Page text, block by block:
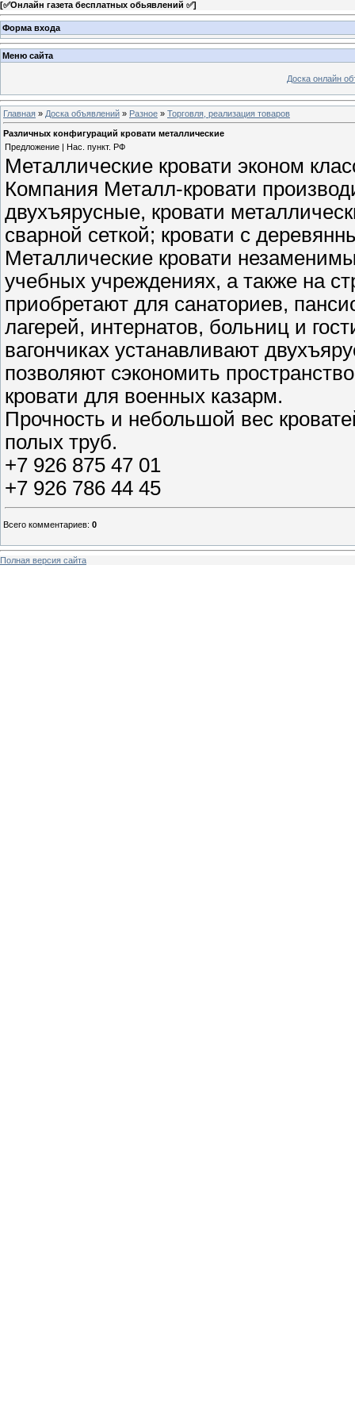
[✅Онлайн газета бесплатных обьявлений ✅]
Форма входа
Меню сайта
Доска онлайн
Главная » Доска объявлений » Разное » Торговля, реализация товаров
Различных конфигураций кровати металлические
Предложение | Нас. пункт. РФ
Металлические кровати эконом
Компания Металл-кровати
двухъярусные, кровати
сварной сеткой; кровати с
Металлические кровати
учебных учреждениях, а также на
приобретают для санаториев,
лагерей, интернатов, больниц и
вагончиках устанавливают
позволяют сэкономить
кровати для военных казарм.
Прочность и небольшой вес
полых труб.
+7 926 875 47 01
+7 926 786 44 45
Всего комментариев: 0
Полная версия сайта